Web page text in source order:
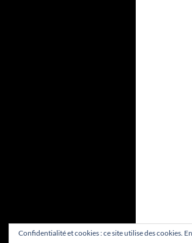
Confidentialité et cookies : ce site utilise des cookies.